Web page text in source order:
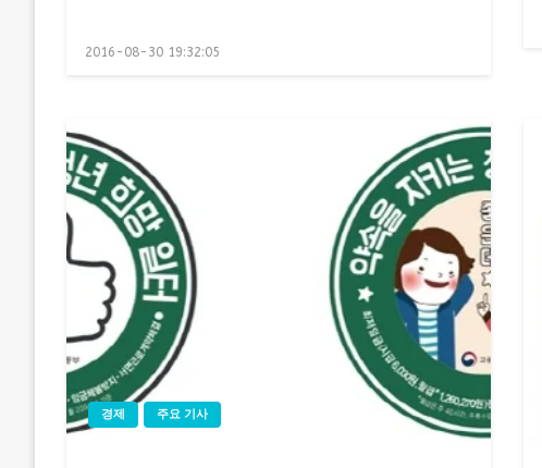
Posted
2016-08-30 19:32:05
경제 주요 기사